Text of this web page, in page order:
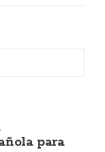
para